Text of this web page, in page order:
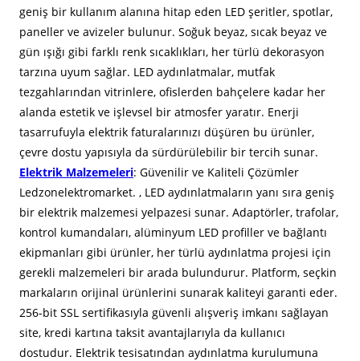
geniş bir kullanım alanına hitap eden LED şeritler, spotlar,
paneller ve avizeler bulunur. Soğuk beyaz, sıcak beyaz ve
gün ışığı gibi farklı renk sıcaklıkları, her türlü dekorasyon
tarzına uyum sağlar. LED aydınlatmalar, mutfak
tezgahlarından vitrinlere, ofislerden bahçelere kadar her
alanda estetik ve işlevsel bir atmosfer yaratır. Enerji
tasarrufuyla elektrik faturalarınızı düşüren bu ürünler,
çevre dostu yapısıyla da sürdürülebilir bir tercih sunar.
Elektrik Malzemeleri: Güvenilir ve Kaliteli Çözümler
Ledzonelektromarket. , LED aydınlatmaların yanı sıra geniş
bir elektrik malzemesi yelpazesi sunar. Adaptörler, trafolar,
kontrol kumandaları, alüminyum LED profiller ve bağlantı
ekipmanları gibi ürünler, her türlü aydınlatma projesi için
gerekli malzemeleri bir arada bulundurur. Platform, seçkin
markaların orijinal ürünlerini sunarak kaliteyi garanti eder.
256-bit SSL sertifikasıyla güvenli alışveriş imkanı sağlayan
site, kredi kartına taksit avantajlarıyla da kullanıcı
dostudur. Elektrik tesisatından aydınlatma kurulumuna